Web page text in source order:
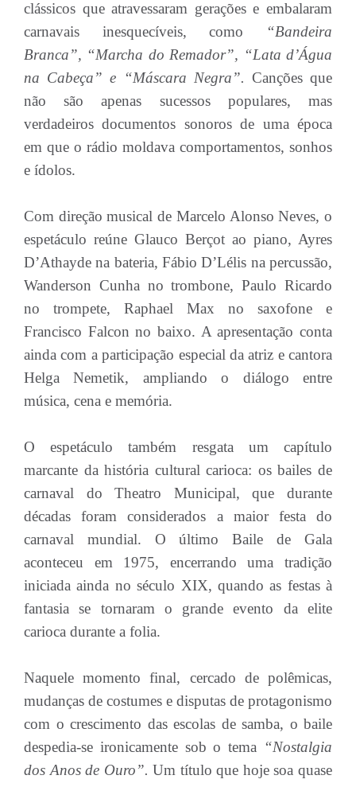
clássicos que atravessaram gerações e embalaram
carnavais inesquecíveis, como “Bandeira
Branca”, “Marcha do Remador”, “Lata d’Água
na Cabeça” e “Máscara Negra”. Canções que
não são apenas sucessos populares, mas
verdadeiros documentos sonoros de uma época
em que o rádio moldava comportamentos, sonhos
e ídolos.
Com direção musical de Marcelo Alonso Neves, o
espetáculo reúne Glauco Berçot ao piano, Ayres
D’Athayde na bateria, Fábio D’Lélis na percussão,
Wanderson Cunha no trombone, Paulo Ricardo
no trompete, Raphael Max no saxofone e
Francisco Falcon no baixo. A apresentação conta
ainda com a participação especial da atriz e cantora
Helga Nemetik, ampliando o diálogo entre
música, cena e memória.
O espetáculo também resgata um capítulo
marcante da história cultural carioca: os bailes de
carnaval do Theatro Municipal, que durante
décadas foram considerados a maior festa do
carnaval mundial. O último Baile de Gala
aconteceu em 1975, encerrando uma tradição
iniciada ainda no século XIX, quando as festas à
fantasia se tornaram o grande evento da elite
carioca durante a folia.
Naquele momento final, cercado de polêmicas,
mudanças de costumes e disputas de protagonismo
com o crescimento das escolas de samba, o baile
despedia-se ironicamente sob o tema “Nostalgia
dos Anos de Ouro”. Um título que hoje soa quase